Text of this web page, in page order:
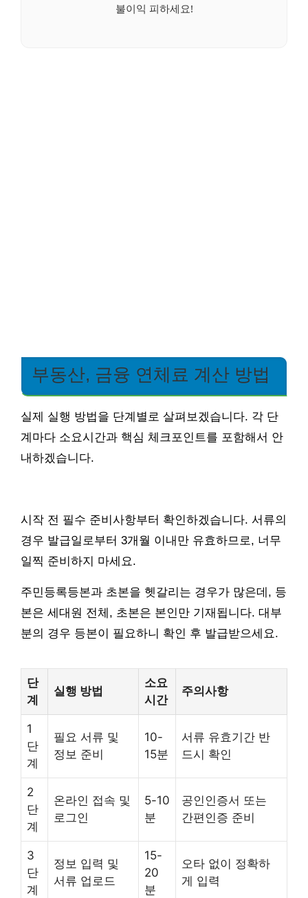
불이익 피하세요!
부동산, 금융 연체료 계산 방법
실제 실행 방법을 단계별로 살펴보겠습니다. 각 단
계마다 소요시간과 핵심 체크포인트를 포함해서 안
내하겠습니다.
시작 전 필수 준비사항부터 확인하겠습니다. 서류의
경우 발급일로부터 3개월 이내만 유효하므로, 너무
일찍 준비하지 마세요.
주민등록등본과 초본을 헷갈리는 경우가 많은데, 등
본은 세대원 전체, 초본은 본인만 기재됩니다. 대부
분의 경우 등본이 필요하니 확인 후 발급받으세요.
단
계
실행 방법
소요
시간
주의사항
1
단
계
필요 서류 및
정보 준비
10-
15분
서류 유효기간 반
드시 확인
2
단
계
온라인 접속 및
로그인
5-10
분
공인인증서 또는
간편인증 준비
3
단
계
정보 입력 및
서류 업로드
15-
20
분
오타 없이 정확하
게 입력